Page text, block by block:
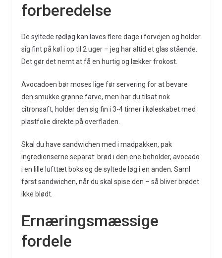
forberedelse
De syltede rødløg kan laves flere dage i forvejen og holder
sig fint på køl i op til 2 uger – jeg har altid et glas stående.
Det gør det nemt at få en hurtig og lækker frokost.
Avocadoen bør moses lige før servering for at bevare
den smukke grønne farve, men har du tilsat nok
citronsaft, holder den sig fin i 3-4 timer i køleskabet med
plastfolie direkte på overfladen.
Skal du have sandwichen med i madpakken, pak
ingredienserne separat: brød i den ene beholder, avocado
i en lille lufttæt boks og de syltede løg i en anden. Saml
først sandwichen, når du skal spise den – så bliver brødet
ikke blødt.
Ernæringsmæssige
fordele